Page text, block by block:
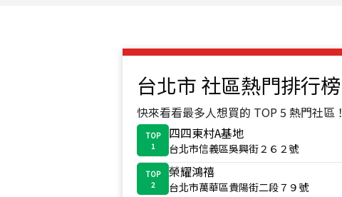
台北市 社區熱門排行榜
快來看看最多人想買的 TOP 5 熱門社區！
TOP
1
四四東村A基地
台北市信義區吳興街２６２號
TOP
2
榮耀鴻禧
台北市萬華區貴陽街二段７９號